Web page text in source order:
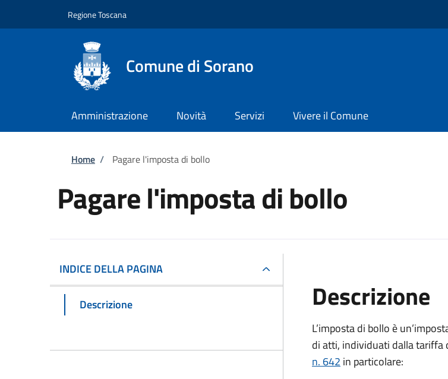
Regione Toscana
Comune di Sorano
Amministrazione Novità Servizi Vivere il Comune
Briciole di pane
Home / Pagare l'imposta di bollo
Pagare l'imposta di bollo
INDICE DELLA PAGINA
Descrizione Descrizione
L’imposta di bollo è
di atti, individuati dalla tariffa
n. 642 in particolare: